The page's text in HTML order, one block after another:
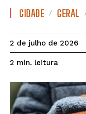
CIDADE GERAL
2 de julho de 2026
2 min. leitura